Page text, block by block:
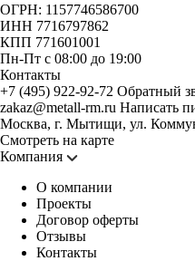
ОГРН: 1157746586700
ИНН 7716797862
КПП 771601001
Пн-Пт с 08:00 до 19:00
Контакты
+7 (495) 922-92-72 Обратный
zakaz@metall-rm.ru Написать
Москва, г. Мытищи, ул.
Смотреть на карте
Компания
О компании
Проекты
Договор оферты
Отзывы
Контакты